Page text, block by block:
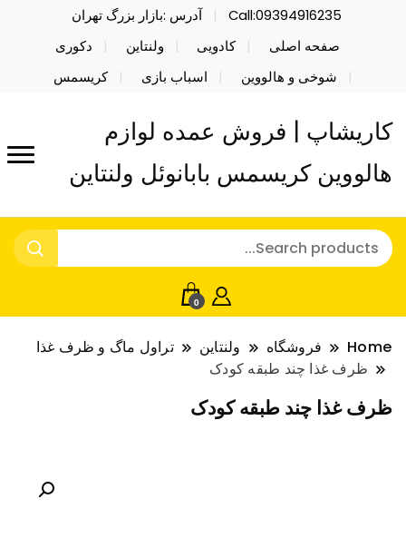
Call:09394916235
آدرس :بازار بزرگ تهران
صفحه اصلی
کادویی ولنتاین
دکوری
شوخی و هالووین
اسباب بازی کریسمس
کاریشاپ | فروش عمده لوازم
هالووین کریسمس بابانوئل ولنتاین
0
Home فروشگاه ولنتاین
تراول ماگ و ظرف غذا
ظرف غذا چند طبقه کودک
ظرف غذا چند طبقه کودک